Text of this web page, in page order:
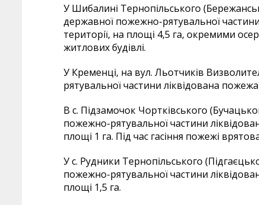
У Шибалині Тернопільського
державної пожежно-рятувальної
території, на площі 4,5 га, окремими
житлових будівлі.
У Кременці, на вул. Льотчиків
рятувальної частини ліквідована
В с. Підзамочок Чортківського
пожежно-рятувальної частини
площі 1 га. Під час гасіння пожежі
У с. Рудники Тернопільського
пожежно-рятувальної частини
площі 1,5 га.